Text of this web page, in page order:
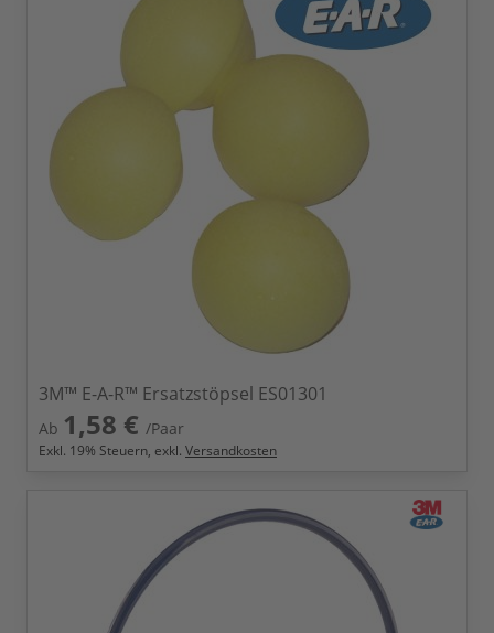
3M™ E-A-R™ Ersatzstöpsel ES01301
Ab 1,58 € /Paar
Exkl. 19% Steuern, exkl. Versandkosten